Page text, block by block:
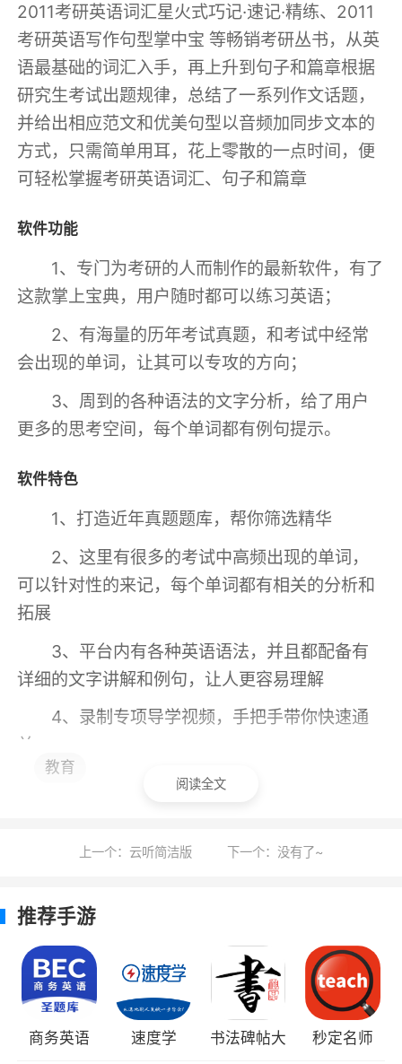
2011考研英语词汇星火式巧记·速记·精练、2011
考研英语写作句型掌中宝 等畅销考研丛书，从英
语最基础的词汇入手，再上升到句子和篇章根据
研究生考试出题规律，总结了一系列作文话题，
并给出相应范文和优美句型以音频加同步文本的
方式，只需简单用耳，花上零散的一点时间，便
可轻松掌握考研英语词汇、句子和篇章
软件功能
1、专门为考研的人而制作的最新软件，有了
这款掌上宝典，用户随时都可以练习英语；
2、有海量的历年考试真题，和考试中经常
会出现的单词，让其可以专攻的方向；
3、周到的各种语法的文字分析，给了用户
更多的思考空间，每个单词都有例句提示。
软件特色
1、打造近年真题题库，帮你筛选精华
2、这里有很多的考试中高频出现的单词，
可以针对性的来记，每个单词都有相关的分析和
拓展
3、平台内有各种英语语法，并且都配备有
详细的文字讲解和例句，让人更容易理解
4、录制专项导学视频，手把手带你快速通
关
5、收集、搜索、整理网络考研选校、报
小编评价
1、这里拥有超多优质的英语学习资源，能够
帮助用户轻松学习英语，提高考研成功几率
2、主要是为考研的用户朋友提供英语学科
的培训学习，平台上面为用户提供了历年真题，
教育
阅读全文
上一个：云听简洁版 下一个：没有了~
推荐手游
商务英语
速度学
书法碑帖大
秒定名师